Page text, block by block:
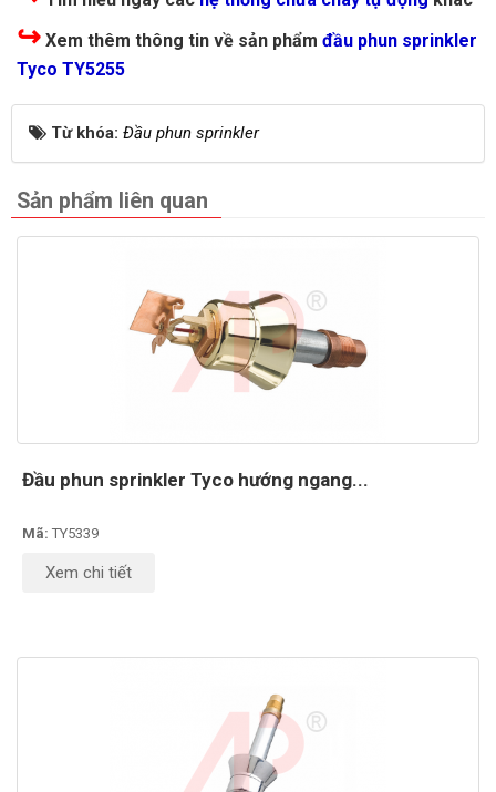
↪ Xem thêm thông tin về sản phẩm đầu phun sprinkler
Tyco TY5255
Từ khóa: Đầu phun sprinkler
Sản phẩm liên quan
Đầu phun sprinkler Tyco hướng ngang...
Mã: TY5339
Xem chi tiết